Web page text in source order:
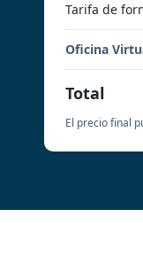
Tarifa de
Oficina
Total
El precio final